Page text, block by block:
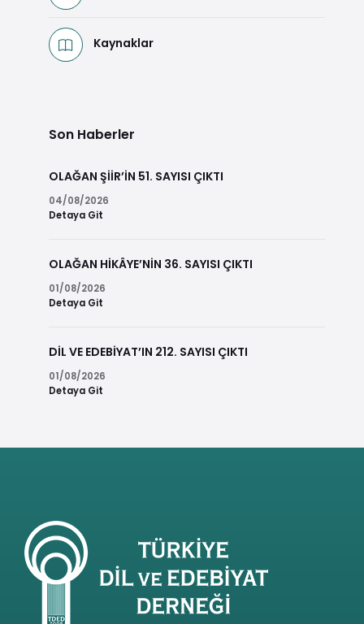
Kaynaklar
Son Haberler
OLAĞAN ŞİİR’İN 51. SAYISI ÇIKTI
04/08/2026
Detaya Git
OLAĞAN HİKÂYE’NİN 36. SAYISI ÇIKTI
01/08/2026
Detaya Git
DİL VE EDEBİYAT’IN 212. SAYISI ÇIKTI
01/08/2026
Detaya Git